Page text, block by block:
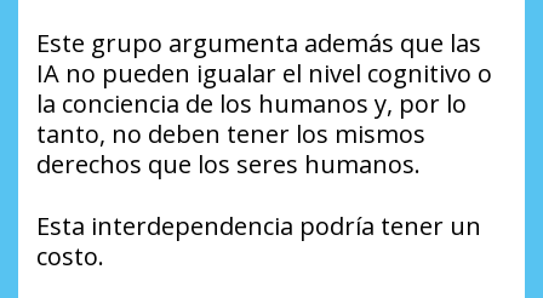
Este grupo argumenta además que las
IA no pueden igualar el nivel cognitivo o
la conciencia de los humanos y, por lo
tanto, no deben tener los mismos
derechos que los seres humanos.
Esta interdependencia podría tener un
costo.